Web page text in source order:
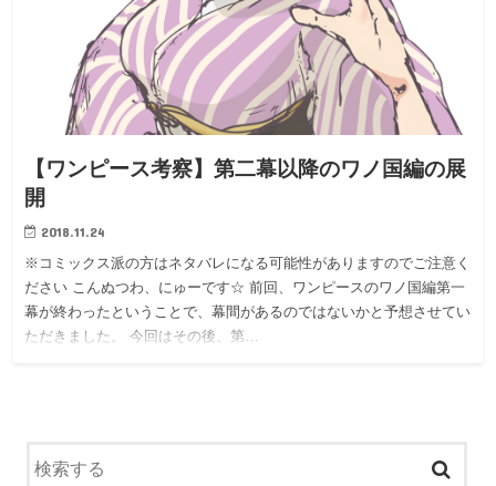
【ワンピース考察】第二幕以降のワノ国編の展
開
2018.11.24
※コミックス派の方はネタバレになる可能性がありますのでご注意く
ださい こんぬつわ、にゅーです☆ 前回、ワンピースのワノ国編第一
幕が終わったということで、幕間があるのではないかと予想させてい
ただきました。 今回はその後、第…